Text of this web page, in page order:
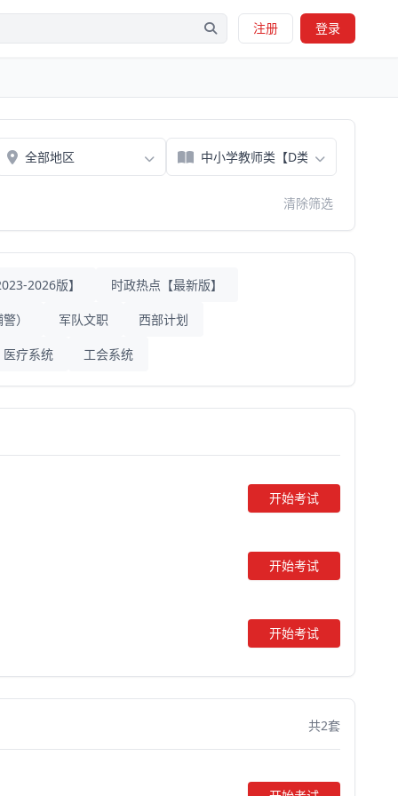
注册 登录
清除筛选
2026版】 时政热点【最新版】
） 军队文职 西部计划
医疗系统 工会系统
开始考试
开始考试
开始考试
共2套